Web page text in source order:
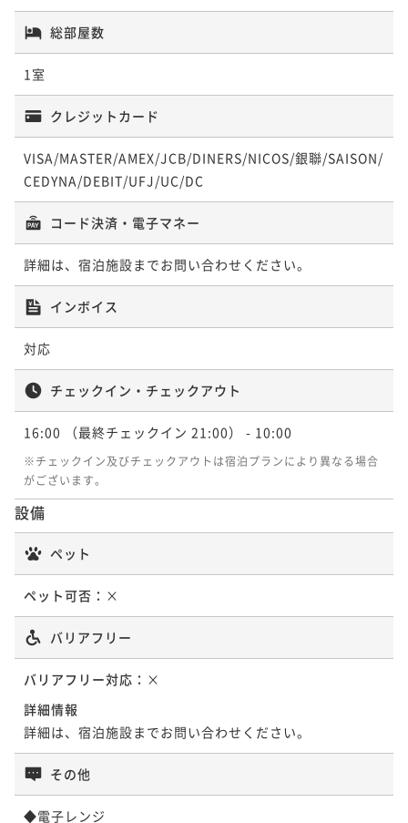
総部屋数
1室
クレジットカード
VISA/MASTER/AMEX/JCB/DINERS/NICOS/銀聯/SAISON/
CEDYNA/DEBIT/UFJ/UC/DC
コード決済・電子マネー
詳細は、宿泊施設までお問い合わせください。
インボイス
対応
チェックイン・チェックアウト
16:00 （最終チェックイン 21:00） - 10:00
※チェックイン及びチェックアウトは宿泊プランにより異なる場合
がございます。
設備
ペット
ペット可否： ×
バリアフリー
バリアフリー対応： ×
詳細情報
詳細は、宿泊施設までお問い合わせください。
その他
◆電子レンジ